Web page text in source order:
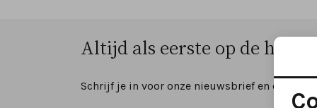
Altijd als eerste op de
Schrijf je in voor onze nieuwsbrief en